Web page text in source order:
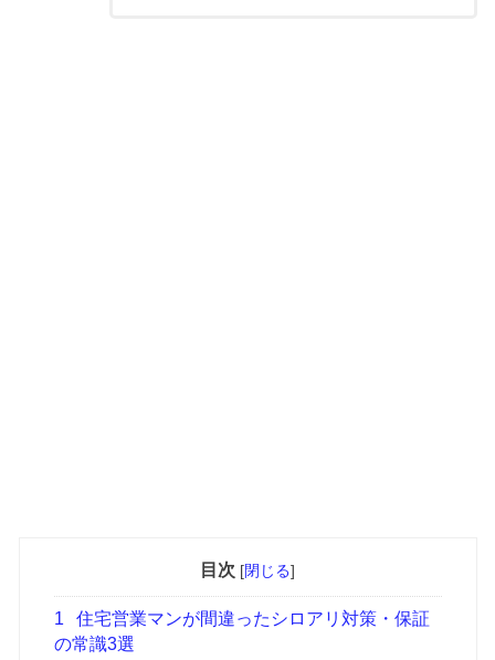
目次 [閉じる]
1
住宅営業マンが間違ったシロアリ対策・保証
の常識3選